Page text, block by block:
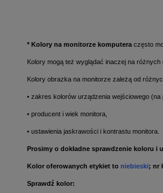
* Kolory na monitorze komputera często
Kolory mogą też wyglądać inaczej na różnych
Kolory obrazka na monitorze zależą od
• zakres kolorów urządzenia wejściowego
• producent i wiek monitora,
• ustawienia jaskrawości i kontrastu monitora.
Prosimy o dokładne sprawdzenie koloru i
Kolor oferowanych etykiet to niebieski; nr
Sprawdź kolor: